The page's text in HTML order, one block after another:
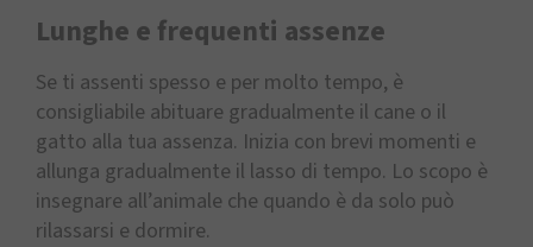
Lunghe e frequenti assenze
Se ti assenti spesso e per molto tempo, è
consigliabile abituare gradualmente il cane o il
gatto alla tua assenza. Inizia con brevi momenti e
allunga gradualmente il lasso di tempo. Lo scopo è
insegnare all’animale che quando è da solo può
rilassarsi e dormire.